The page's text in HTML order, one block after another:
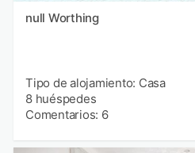
null Worthing
Tipo de alojamiento: Casa
8 huéspedes
Comentarios: 6